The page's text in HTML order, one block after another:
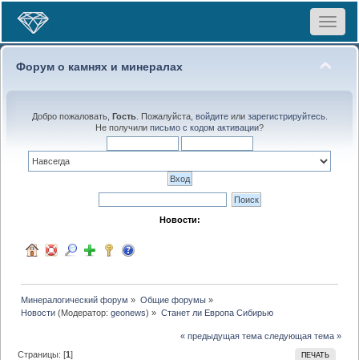
Toggle
Форум о камнях и минералах
Добро пожаловать, Гость. Пожалуйста, войдитеили зарегистрируйтесь.
Не получили письмо с кодом активации?
Новости:
Минералогический форум » Общие форумы»
Новости (Модератор:geonews) » Станет ли Европа Сибирью
« предыдущая тема следующая тема »
ПЕЧАТЬ
Страницы: [1]